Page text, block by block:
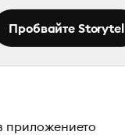
Пробвайте Storytel
приложението